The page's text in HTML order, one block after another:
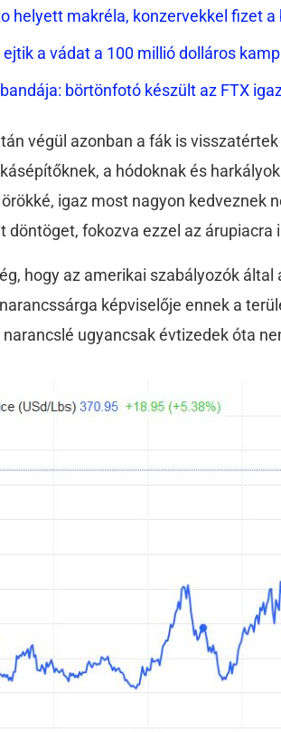
helyett makréla, konzervekkel fizet
ejtik a vádat a 100 millió dolláros
börtönfotó készült az FTX
végül azonban a fák is
a hódoknak és
igaz most nagyon kedveznek
döntöget, fokozva ezzel az árupiacra
hogy az amerikai szabályozók
képviselője ennek a
narancslé ugyancsak évtizedek óta